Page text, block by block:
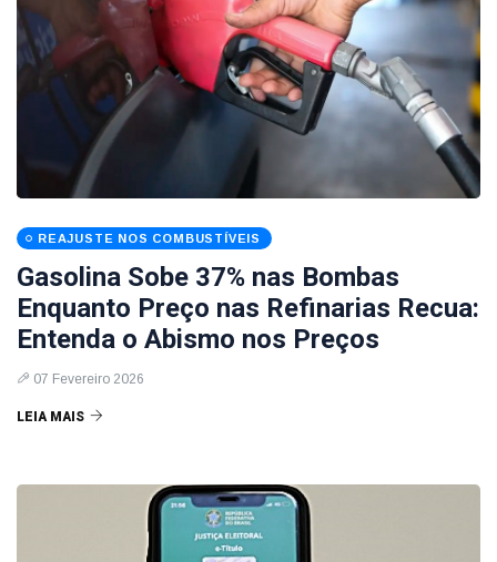
REAJUSTE NOS COMBUSTÍVEIS
Gasolina Sobe 37% nas Bombas
Enquanto Preço nas Refinarias Recua:
Entenda o Abismo nos Preços
07 Fevereiro 2026
LEIA MAIS